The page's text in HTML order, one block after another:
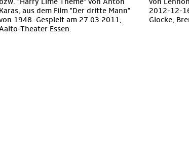
Karas, aus dem Film "Der dritte Mann"
1948. Gespielt am 27.03.2011,
Theater Essen.
2012-12-
Glocke,